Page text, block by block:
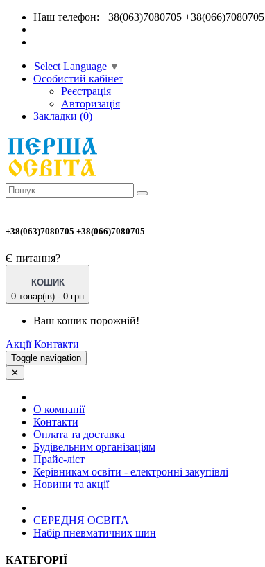
Наш телефон: +38(063)7080705 +38(066)7080705
Select Language ▼
Особистий кабінет
Реєстрація
Авторизація
Закладки (0)
+38(063)7080705 +38(066)7080705
Є питання?
КОШИК
0 товар(ів) - 0 грн
Ваш кошик порожній!
Акції Контакти
Toggle navigation
✕
О компанії
Контакти
Оплата та доставка
Будівельним організаціям
Прайс-ліст
Керівникам освіти - електронні закупівлі
Новини та акції
СЕРЕДНЯ ОСВIТА
Набір пневматичних шин
КАТЕГОРІЇ